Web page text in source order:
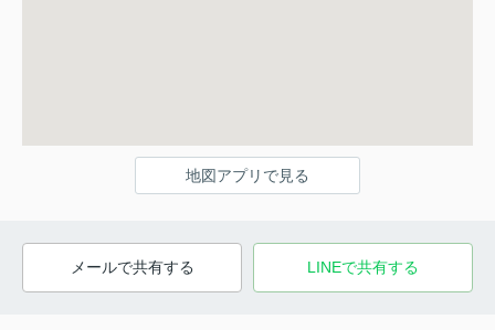
地図アプリで見る
メールで共有する LINEで共有する